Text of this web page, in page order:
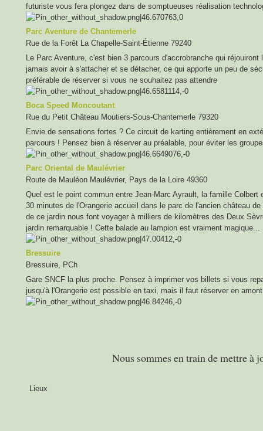
futuriste vous fera plongez dans de somptueuses réalisation
Parc Aventure de Chantemerle
Rue de la Forêt La Chapelle-Saint-Étienne 79240
Le Parc Aventure, c'est bien 3 parcours d'accrobranche qui
jamais avoir à s'attacher et se détacher, ce qui apporte un peu de
préférable de réserver si vous ne souhaitez pas attendre
Boca Speed Moncoutant
Rue du Petit Château Moutiers-Sous-Chantemerle 79320
Envie de sensations fortes ? Ce circuit de karting entièrement en
parcours ! Pensez bien à réserver au préalable, pour éviter les
Parc Oriental de Maulévrier
Route de Mauléon Maulévrier, Pays de la Loire 49360
Quel est le point commun entre Jean-Marc Ayrault, la famille
30 minutes de l'Orangerie accueil dans le parc de l'ancien château
de ce jardin nous font voyager à milliers de kilomètres des Deux
jardin remarquable ! Cette balade au lampion est vraiment magique...
Bressuire
Bressuire, PCh
Gare SNCF la plus proche. Pensez à imprimer vos billets si vous
jusqu'à l'Orangerie est possible en taxi, mais il faut réserver en amont
Nous sommes en train de mettre à
Lieux